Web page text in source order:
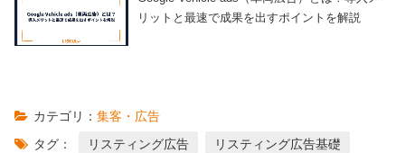
リットと最速で成果を出すポイントを解説
カテゴリ： 集客・広告
タグ：
リスティング広告 リスティング広告基礎